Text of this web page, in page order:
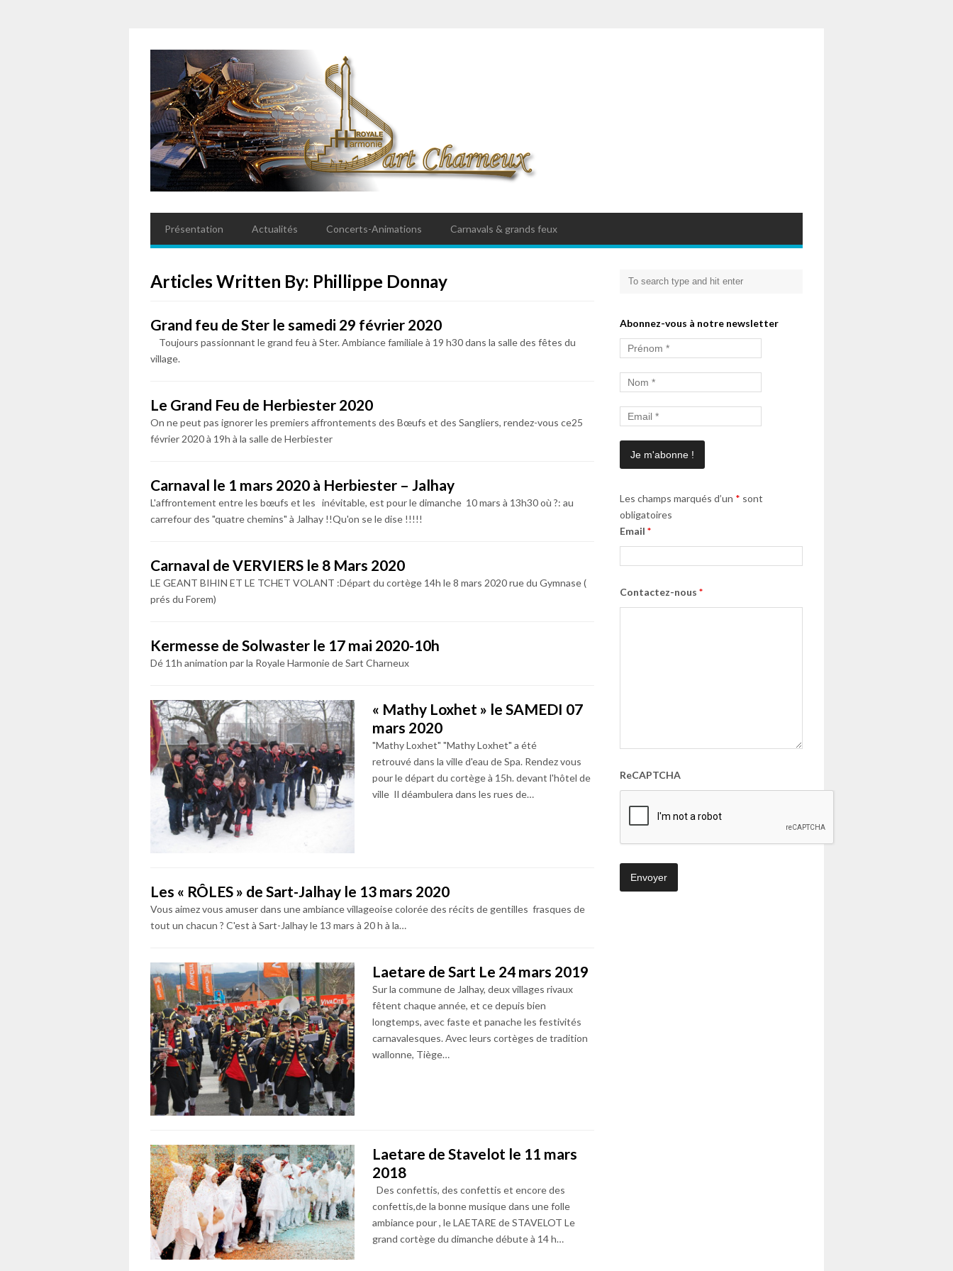
Présentation Actualités Concerts-Animations Carnavals & grands feux
Articles Written By: Phillippe Donnay
Grand feu de Ster le samedi 29 février 2020
Toujours passionnant le grand feu à Ster. Ambiance familiale à 19 h30 dans la salle des fêtes du
village.
Le Grand Feu de Herbiester 2020
On ne peut pas ignorer les premiers affrontements des Bœufs et des Sangliers, rendez-vous ce25
février 2020 à 19h à la salle de Herbiester
Carnaval le 1 mars 2020 à Herbiester – Jalhay
L'affrontement entre les bœufs et les inévitable, est pour le dimanche 10 mars à 13h30 où ?: au
carrefour des "quatre chemins" à Jalhay !!Qu'on se le dise !!!!!
Carnaval de VERVIERS le 8 Mars 2020
LE GEANT BIHIN ET LE TCHET VOLANT :Départ du cortège 14h le 8 mars 2020 rue du Gymnase (
prés du Forem)
Kermesse de Solwaster le 17 mai 2020-10h
Dé 11h animation par la Royale Harmonie de Sart Charneux
« Mathy Loxhet » le SAMEDI 07
mars 2020
"Mathy Loxhet" "Mathy Loxhet" a été
retrouvé dans la ville d'eau de Spa. Rendez vous
pour le départ du cortège à 15h. devant l'hôtel de
ville Il déambulera dans les rues de…
Les « RÔLES » de Sart-Jalhay le 13 mars 2020
Vous aimez vous amuser dans une ambiance villageoise colorée des récits de gentilles frasques de
tout un chacun ? C'est à Sart-Jalhay le 13 mars à 20 h à la…
Laetare de Sart Le 24 mars 2019
Sur la commune de Jalhay, deux villages rivaux
fêtent chaque année, et ce depuis bien
longtemps, avec faste et panache les festivités
carnavalesques. Avec leurs cortèges de tradition
wallonne, Tiège…
Laetare de Stavelot le 11 mars
2018
Des confettis, des confettis et encore des
confettis,de la bonne musique dans une folle
ambiance pour , le LAETARE de STAVELOT Le
grand cortège du dimanche débute à 14 h…
Abonnez-vous à notre newsletter
Les champs marqués d’un * sont
obligatoires
Email*
Contactez-nous*
ReCAPTCHA